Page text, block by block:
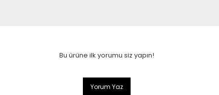
Bu ürüne ilk yorumu siz yapın!
Yorum Yaz